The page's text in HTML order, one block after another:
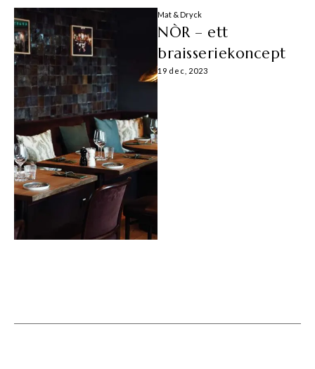
Mat & Dryck
NÒR – ett
braisseriekoncept
19 dec, 2023